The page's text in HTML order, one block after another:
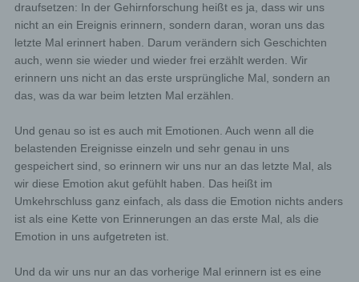
draufsetzen: In der Gehirnforschung heißt es ja, dass wir uns
nicht an ein Ereignis erinnern, sondern daran, woran uns das
letzte Mal erinnert haben. Darum verändern sich Geschichten
auch, wenn sie wieder und wieder frei erzählt werden. Wir
erinnern uns nicht an das erste ursprüngliche Mal, sondern an
das, was da war beim letzten Mal erzählen.
Und genau so ist es auch mit Emotionen. Auch wenn all die
belastenden Ereignisse einzeln und sehr genau in uns
gespeichert sind, so erinnern wir uns nur an das letzte Mal, als
wir diese Emotion akut gefühlt haben. Das heißt im
Umkehrschluss ganz einfach, als dass die Emotion nichts anders
ist als eine Kette von Erinnerungen an das erste Mal, als die
Emotion in uns aufgetreten ist.
Und da wir uns nur an das vorherige Mal erinnern ist es eine